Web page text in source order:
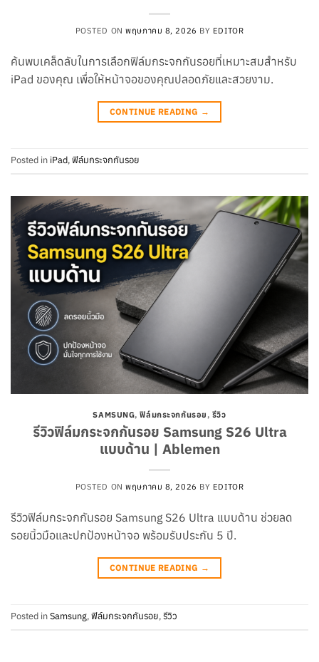
POSTED ONพฤษภาคม 8, 2026 BY EDITOR
ค้นพบเคล็ดลับในการเลือกฟิล์มกระจกกันรอยที่เหมาะสมสำหรับ
iPad ของคุณ เพื่อให้หน้าจอของคุณปลอดภัยและสวยงาม.
CONTINUE READING →
Posted in iPad,ฟิล์มกระจกกันรอย
SAMSUNG,ฟิล์มกระจกกันรอย , รีวิว
รีวิวฟิล์มกระจกกันรอย Samsung S26 Ultra
แบบด้าน | Ablemen
POSTED ONพฤษภาคม 8, 2026 BY EDITOR
รีวิวฟิล์มกระจกกันรอย Samsung S26 Ultra แบบด้าน ช่วยลด
รอยนิ้วมือและปกป้องหน้าจอ พร้อมรับประกัน 5 ปี.
CONTINUE READING →
Posted inSamsung,ฟิล์มกระจกกันรอย,รีวิว